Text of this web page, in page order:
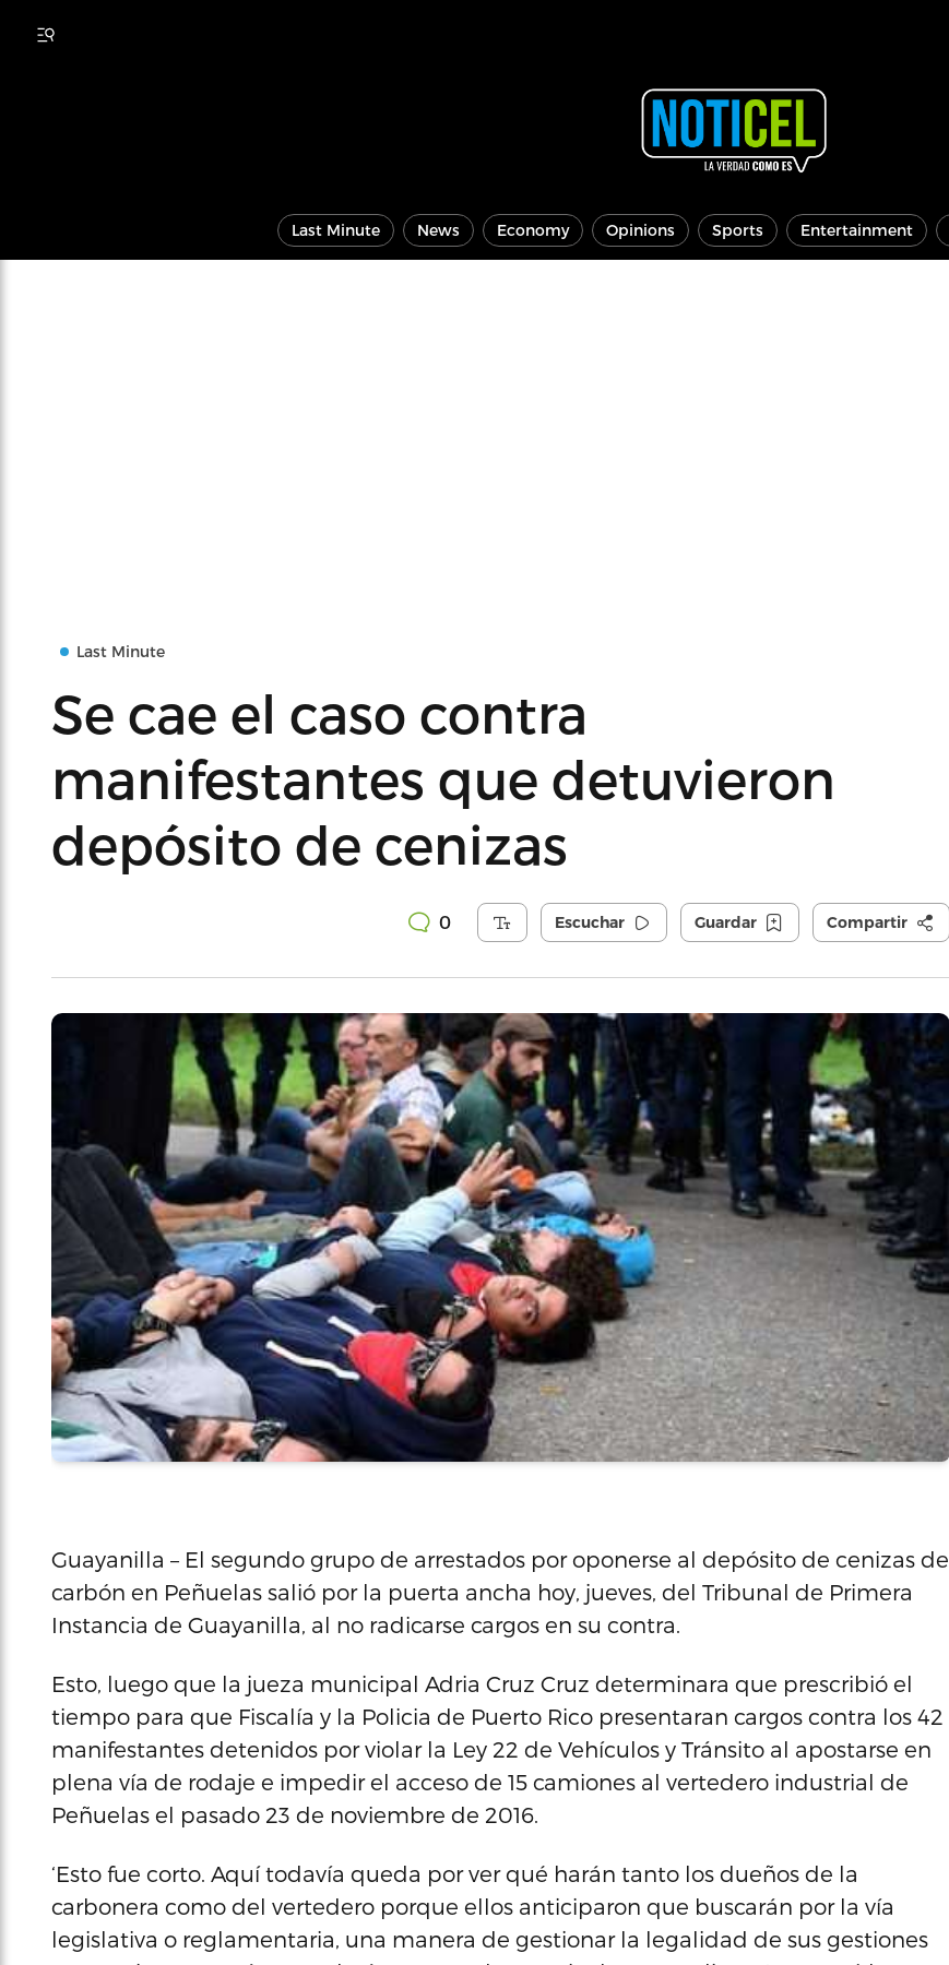
Last Minute News Economy Opinions Sports Entertainment
Last Minute
Se cae el caso contra
manifestantes que detuvieron
depósito de cenizas
0 Escuchar Guardar Compartir
Guayanilla – El segundo grupo de arrestados por oponerse al depósito de cenizas de
carbón en Peñuelas salió por la puerta ancha hoy, jueves, del Tribunal de Primera
Instancia de Guayanilla, al no radicarse cargos en su contra.
Esto, luego que la jueza municipal Adria Cruz Cruz determinara que prescribió el
tiempo para que Fiscalía y la Policia de Puerto Rico presentaran cargos contra los 42
manifestantes detenidos por violar la Ley 22 de Vehículos y Tránsito al apostarse en
plena vía de rodaje e impedir el acceso de 15 camiones al vertedero industrial de
Peñuelas el pasado 23 de noviembre de 2016.
‘Esto fue corto. Aquí todavía queda por ver qué harán tanto los dueños de la
carbonera como del vertedero porque ellos anticiparon que buscarán por la vía
legislativa o reglamentaria, una manera de gestionar la legalidad de sus gestiones